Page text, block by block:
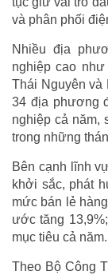
và phân phối
Nhiều địa
nghiệp cao
Thái Nguyên và
34 địa phương
nghiệp cả năm,
trong những
Bên cạnh lĩnh
khởi sắc, phát
mức bán lẻ
ước tăng
mục tiêu cả năm.
Theo Bộ Công